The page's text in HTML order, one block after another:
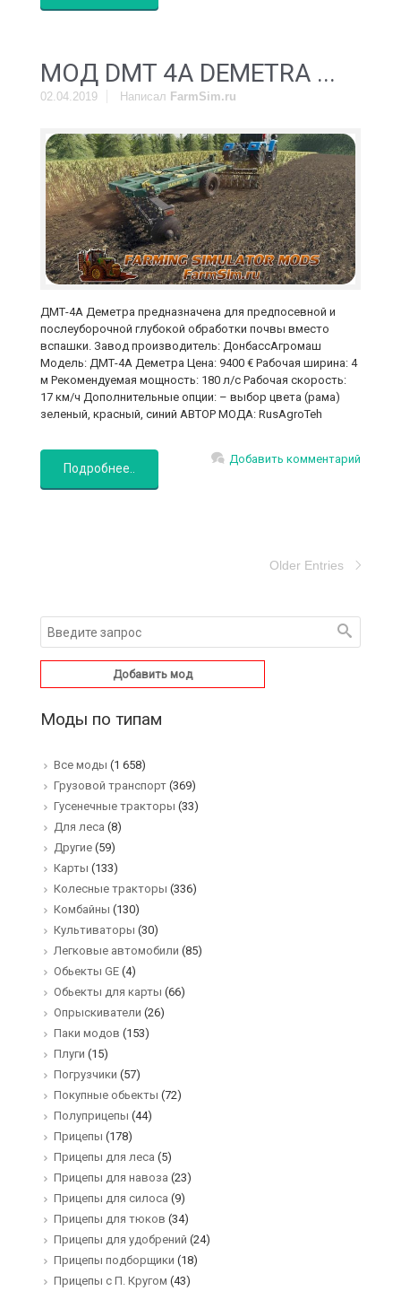
MOД DMT 4A DEMETRA ...
02.04.2019 Написал FarmSim.ru
ДМТ-4А Деметра предназначена для предпосевной и
послеуборочной глубокой обработки почвы вместо
вспашки. Завод производитель: ДонбассАгромаш
Модель: ДМТ-4А Деметра Цена: 9400 € Рабочая ширина: 4
м Рекомендуемая мощность: 180 л/с Рабочая скорость:
17 км/ч Дополнительные опции: – выбор цвета (рама)
зеленый, красный, синий АВТОР МОДА: RusAgroTeh
Подробнее..
Добавить комментарий
Older Entries
Добавить мод
Моды по типам
Все моды (1 658)
Грузовой транспорт (369)
Гусенечные тракторы (33)
Для леса (8)
Другие (59)
Карты (133)
Колесные тракторы (336)
Комбайны (130)
Культиваторы (30)
Легковые автомобили (85)
Обьекты GE (4)
Обьекты для карты (66)
Опрыскиватели (26)
Паки модов (153)
Плуги (15)
Погрузчики (57)
Покупные обьекты (72)
Полуприцепы (44)
Прицепы (178)
Прицепы для леса (5)
Прицепы для навоза (23)
Прицепы для силоса (9)
Прицепы для тюков (34)
Прицепы для удобрений (24)
Прицепы подборщики (18)
Прицепы с П. Кругом (43)